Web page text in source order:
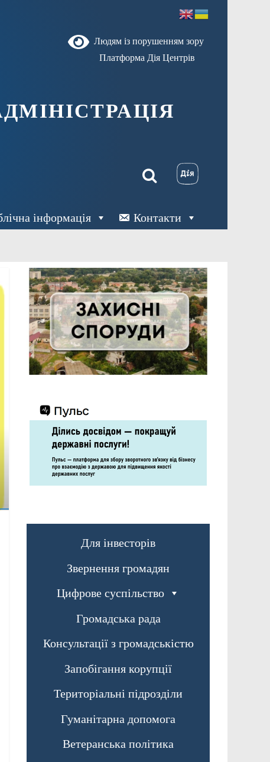
Людям із порушенням зору
Платформа Дія Центрів
інформація Контакти
Для інвесторів
Звернення громадян
Цифрове суспільство
Громадська рада
Консультації з громадськістю
Запобігання корупції
Територіальні підрозділи
Гуманітарна допомога
Ветеранська політика